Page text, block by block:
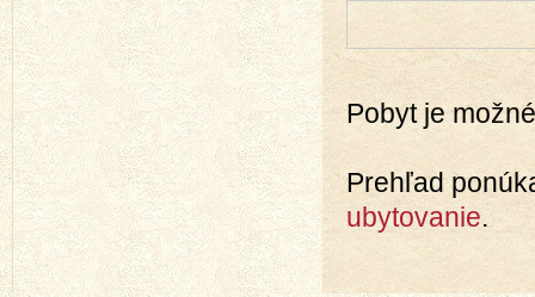
Pobyt je
Prehľad
ubytovanie.